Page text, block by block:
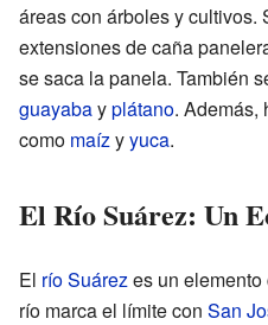
áreas con árboles y cultivos.
extensiones de caña
se saca la panela. También
guayabayplátano. Además,
como maízyyuca.
El Río Suárez: Un
El río Suárezes un
río marca el límite con San